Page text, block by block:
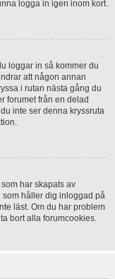
logga in igen inom kort.
loggar in så kommer du
att någon annan
i rutan nästa gång du
forumet från en delad
inte ser denna kryssruta
har skapats av
håller dig inloggad på
läst. Om du har problem
bort alla forumcookies.